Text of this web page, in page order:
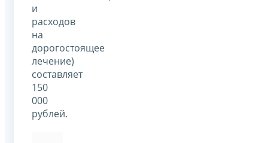
и
расходов
на
дорогостоящее
лечение)
составляет
150
000
рублей.